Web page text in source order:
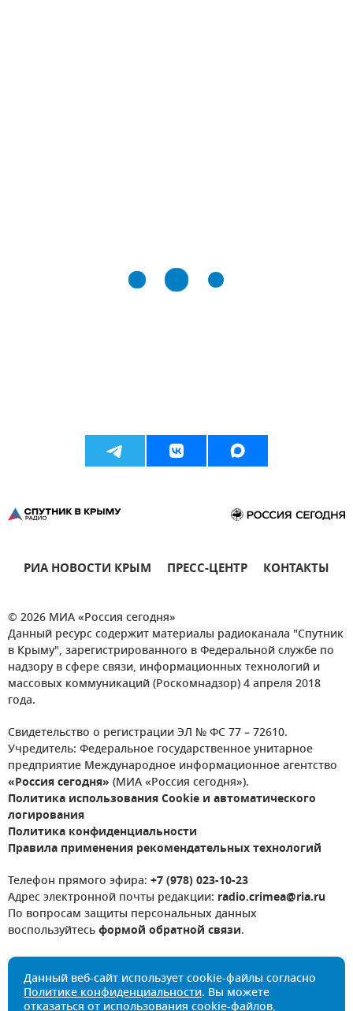
РИА НОВОСТИ КРЫМ ПРЕСС-ЦЕНТР КОНТАКТЫ
© 2026 МИА «Россия сегодня»
Данный ресурс содержит материалы радиоканала "Спутник
в Крыму", зарегистрированного в Федеральной службе по
надзору в сфере связи, информационных технологий и
массовых коммуникаций (Роскомнадзор) 4 апреля 2018
года.
Свидетельство о регистрации ЭЛ № ФС 77 – 72610.
Учредитель: Федеральное государственное унитарное
предприятие Международное информационное агентство
«Россия сегодня» (МИА «Россия сегодня»).
Политика использования Cookie и автоматического
логирования
Политика конфиденциальности
Правила применения рекомендательных технологий
Телефон прямого эфира: +7 (978) 023-10-23
Адрес электронной почты редакции: radio.crimea@ria.ru
По вопросам защиты персональных данных
воспользуйтесьформой обратной связи.
Данный веб-сайт использует cookie-файлы согласно
Политике конфиденциальности. Вы можете